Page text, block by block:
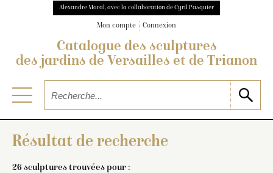
Alexandre Maral, avec la collaboration de Cyril Pasquier
Mon compte Connexion
Catalogue des sculptures
des jardins de Versailles et de Trianon
Résultat de recherche
26 sculptures trouvées pour :